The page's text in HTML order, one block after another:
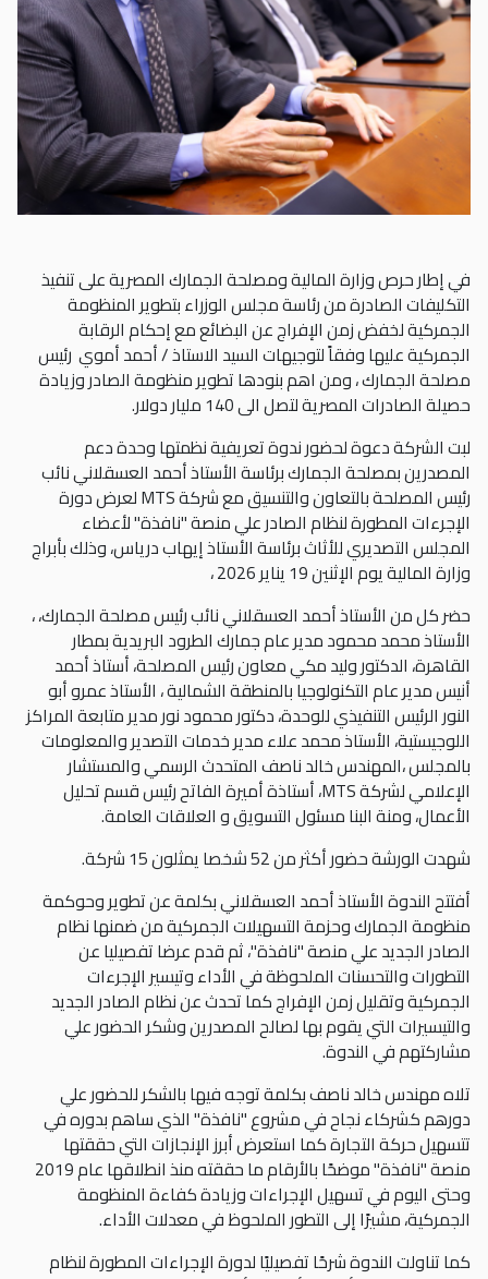
في إطار حرص وزارة المالية ومصلحة الجمارك المصرية على تنفيذ
التكليفات الصادرة من رئاسة مجلس الوزراء بتطوير المنظومة
الجمركية لخفض زمن الإفراج عن البضائع مع إحكام الرقابة
الجمركية عليها وفقاً لتوجيهات السيد الاستاذ / أحمد أموي رئيس
مصلحة الجمارك ، ومن اهم بنودها تطوير منظومة الصادر وزيادة
حصيلة الصادرات المصرية لتصل الى 140 مليار دولار.
لبت الشركة دعوة لحضور ندوة تعريفية نظمتها وحدة دعم
المصدرين بمصلحة الجمارك برئاسة الأستاذ أحمد العسقلاني نائب
رئيس المصلحة بالتعاون والتنسيق مع شركة MTS لعرض دورة
الإجرءات المطورة لنظام الصادر علي منصة "نافذة" لأعضاء
المجلس التصديري للأثاث برئاسة الأستاذ إيهاب درياس، وذلك بأبراج
وزارة المالية يوم الإثنين 19 يناير 2026 ،
حضر كل من الأستاذ أحمد العسقلاني نائب رئيس مصلحة الجمارك، ،
الأستاذ محمد محمود مدير عام جمارك الطرود البريدية بمطار
القاهرة، الدكتور وليد مكي معاون رئيس المصلحة، أستاذ أحمد
أنيس مدير عام التكنولوجيا بالمنطقة الشمالية ، الأستاذ عمرو أبو
النور الرئيس التنفيذي للوحدة، دكتور محمود نور مدير متابعة المراكز
اللوجيستية، الأستاذ محمد علاء مدير خدمات التصدير والمعلومات
بالمجلس ،المهندس خالد ناصف المتحدث الرسمي والمستشار
الإعلامي لشركة MTS، أستاذة أميرة الفاتح رئيس قسم تحليل
الأعمال، ومنة البنا مسئول التسويق و العلاقات العامة.
شهدت الورشة حضور أكثر من 52 شخصا يمثلون 15 شركة.
أفتتح الندوة الأستاذ أحمد العسقلاني بكلمة عن تطوير وحوكمة
منظومة الجمارك وحزمة التسهيلات الجمركية من ضمنها نظام
الصادر الجديد علي منصة "نافذة"، ثم قدم عرضا تفصيليا عن
التطورات والتحسنات الملحوظة في الأداء وتيسير الإجرءات
الجمركية وتقليل زمن الإفراج كما تحدث عن نظام الصادر الجديد
والتيسيرات التي يقوم بها لصالح المصدرين وشكر الحضور علي
مشاركتهم في الندوة.
تلاه مهندس خالد ناصف بكلمة توجه فيها بالشكر للحضور علي
دورهم كشركاء نجاح في مشروع "نافذة" الذي ساهم بدوره في
تتسهيل حركة التجارة كما استعرض أبرز الإنجازات التي حققتها
منصة "نافذة" موضحًا بالأرقام ما حققته منذ انطلاقها عام 2019
وحتى اليوم في تسهيل الإجراءات وزيادة كفاءة المنظومة
الجمركية، مشيرًا إلى التطور الملحوظ في معدلات الأداء.
كما تناولت الندوة شرحًا تفصيليًا لدورة الإجراءات المطورة لنظام